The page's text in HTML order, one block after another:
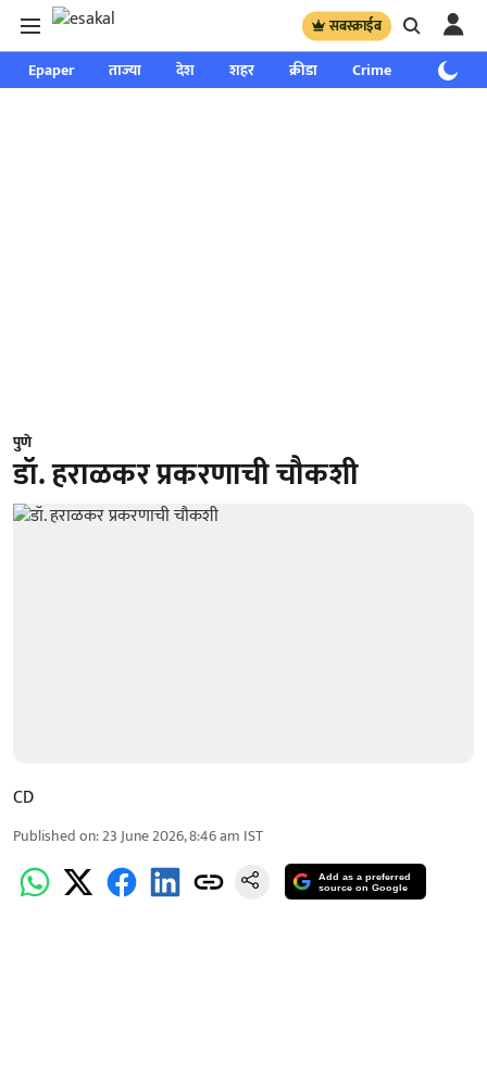
सबस्क्राईब
Epaper ताज्या देश शहर क्रीडा Crime साप्ताहिक
पुणे
डॉ. हराळकर प्रकरणाची चौकशी
CD
Published on:23 June 2026, 8:46 am IST
Add as a preferred
source on Google